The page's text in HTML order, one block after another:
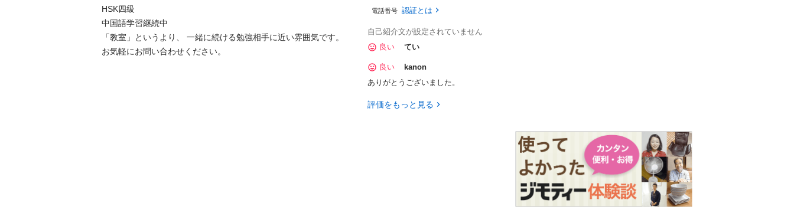
HSK四級
中国語学習継続中
「教室」というより、 一緒に続ける勉強相手に近い雰囲気です。
お気軽にお問い合わせください。
電話番号 認証とは
自己紹介文が設定されていません
良い
てい
良い
kanon
ありがとうございました。
評価をもっと見る